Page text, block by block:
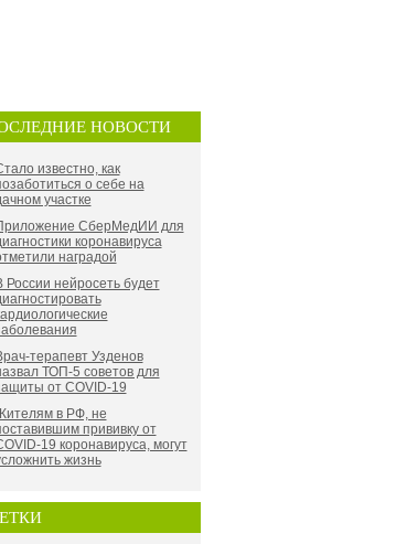
НОВОСТИ
известно, как
о себе на
участке
СберМедИИ для
коронавируса
наградой
России нейросеть будет
терапевт Узденов
ТОП-5 советов для
от COVID-19
в РФ, не
прививку от
19 коронавируса, могут
жизнь